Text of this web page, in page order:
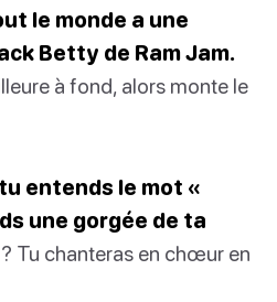
le monde a une
Betty de Ram Jam.
à fond, alors monte le
entends le mot «
une gorgée de ta
Tu chanteras en chœur en